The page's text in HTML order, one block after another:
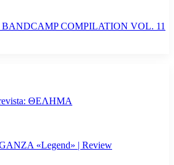
COMPILATION VOL. 11
ΘΕΛΗΜΑ
«Legend» | Review